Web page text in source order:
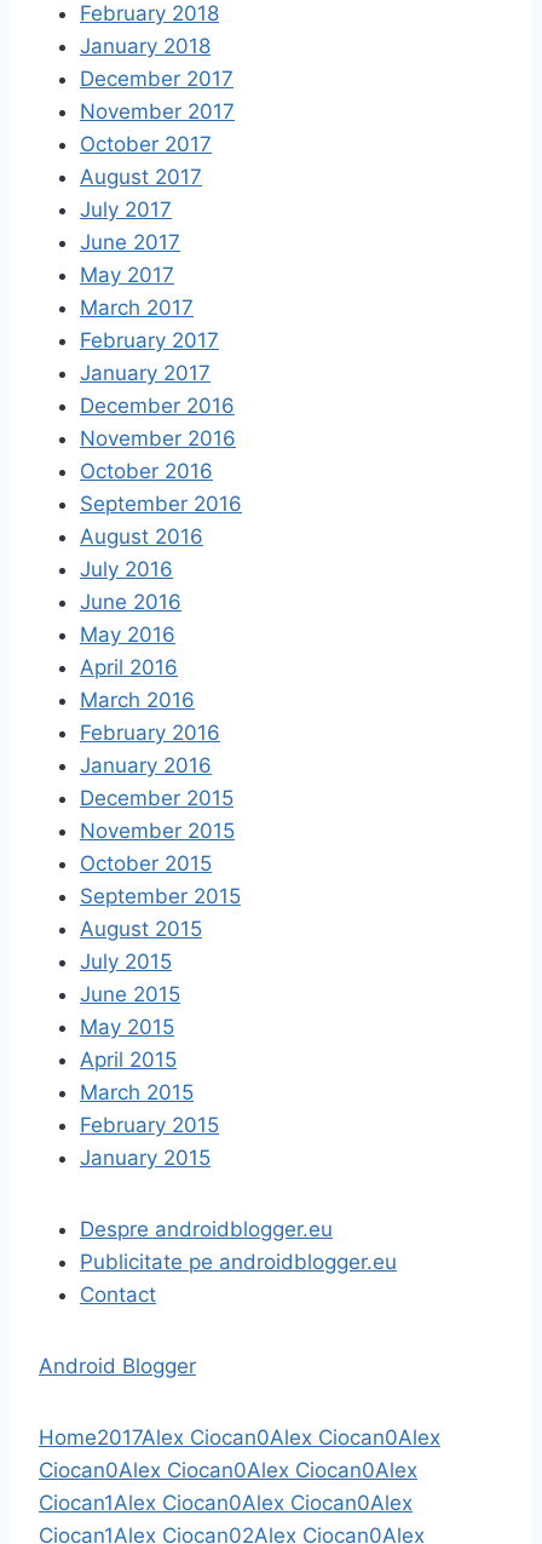
February 2018
January 2018
December 2017
November 2017
October 2017
August 2017
July 2017
June 2017
May 2017
March 2017
February 2017
January 2017
December 2016
November 2016
October 2016
September 2016
August 2016
July 2016
June 2016
May 2016
April 2016
March 2016
February 2016
January 2016
December 2015
November 2015
October 2015
September 2015
August 2015
July 2015
June 2015
May 2015
April 2015
March 2015
February 2015
January 2015
Despre androidblogger.eu
Publicitate pe androidblogger.eu
Contact
Android Blogger
Home2017Alex Ciocan0Alex Ciocan0Alex
Ciocan0Alex Ciocan0Alex Ciocan0Alex
Ciocan1Alex Ciocan0Alex Ciocan0Alex
Ciocan1Alex Ciocan02Alex Ciocan0Alex